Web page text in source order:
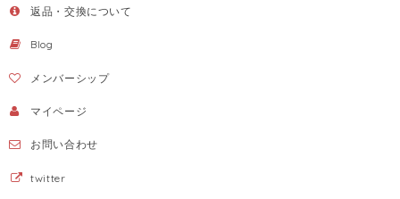
返品・交換について
Blog
メンバーシップ
マイページ
お問い合わせ
twitter